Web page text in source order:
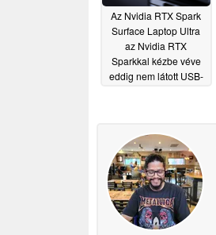
Az Nvidia RTX Spark
Surface Laptop Ultra
az Nvidia RTX
Sparkkal kézbe véve
eddig nem látott USB-